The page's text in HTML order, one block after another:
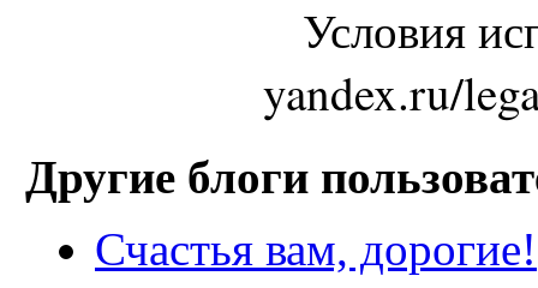
Условия
yandex.ru/
Другие блоги
Счастья вам, дорогие!